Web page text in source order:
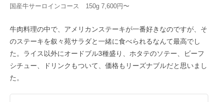
国産牛サーロインコース 150g 7,600円〜
牛肉料理の中で、アメリカンステーキが一番好きなのですが、そ
のステーキを叙々苑サラダと一緒に食べられるなんて最高でし
た。ライス以外にオードブル3種盛り、ホタテのソテー、ビーフ
シチュー、ドリンクもついて、価格もリーズナブルだと思いまし
た。